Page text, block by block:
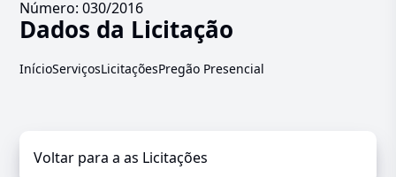
Número: 030/2016
Dados da Licitação
InícioServiçosLicitaçõesPregão Presencial
Voltar para a as Licitações